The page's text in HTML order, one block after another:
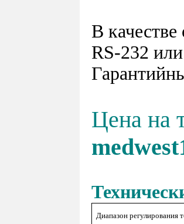
В
RS-232
Цена на
Диапазон регулирования